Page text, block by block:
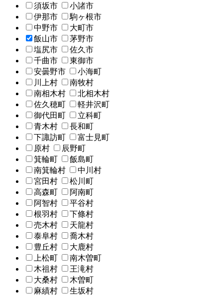
須坂市
小諸市
伊那市
駒ヶ根市
中野市
大町市
飯山市
茅野市
塩尻市
佐久市
千曲市
東御市
安曇野市
小海町
川上村
南牧村
南相木村
北相木村
佐久穂町
軽井沢町
御代田町
立科町
青木村
長和町
下諏訪町
富士見町
原村
辰野町
箕輪町
飯島町
南箕輪村
中川村
宮田村
松川町
高森町
阿南町
阿智村
平谷村
根羽村
下條村
売木村
天龍村
泰阜村
喬木村
豊丘村
大鹿村
上松町
南木曽町
木祖村
王滝村
大桑村
木曽町
麻績村
生坂村